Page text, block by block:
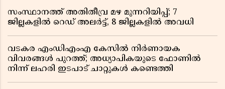
സംസ്ഥാനത്ത് അതിതീവ്ര മഴ മുന്നറിയിപ്പ്; 7
ജില്ലകളിൽ റെഡ് അലർട്ട്, 8 ജില്ലകളിൽ അവധി
വടകര എംഡിഎംഎ കേസിൽ നിർണായക
വിവരങ്ങൾ പുറത്ത്; അധ്യാപികയുടെ ഫോണിൽ
നിന്ന് ലഹരി ഇടപാട് ചാറ്റുകൾ കണ്ടെത്തി